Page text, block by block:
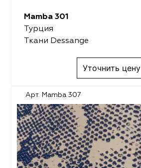
Mamba 301
Турция
Ткани Dessange
Уточнить цену
Арт. Mamba 307